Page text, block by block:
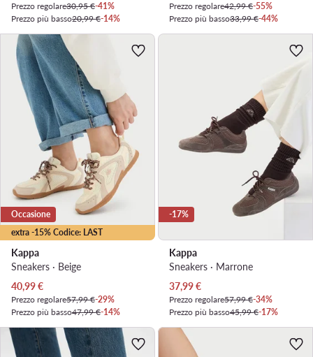
Prezzo regolare30,95 €-41%
Prezzo più basso20,99 €-14%
Prezzo regolare42,99 €-55%
Prezzo più basso33,99 €-44%
extra -15% Codice: LAST
Occasione
Kappa
Sneakers · Beige
Prezzo attuale
40,99€
Prezzo regolare57,99 €-29%
Prezzo più basso47,99 €-14%
-17%
Kappa
Sneakers · Marrone
Prezzo attuale
37,99€
Prezzo regolare57,99 €-34%
Prezzo più basso45,99 €-17%